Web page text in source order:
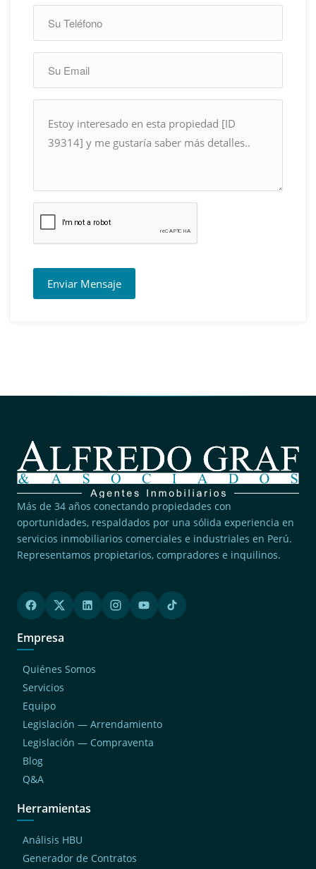
Enviar Mensaje
Más de 34 años conectando propiedades con
oportunidades, respaldados por una sólida experiencia en
servicios inmobiliarios comerciales e industriales en Perú.
Representamos propietarios, compradores e inquilinos.
Empresa
Quiénes Somos
Servicios
Equipo
Legislación — Arrendamiento
Legislación — Compraventa
Blog
Q&A
Herramientas
Análisis HBU
Generador de Contratos